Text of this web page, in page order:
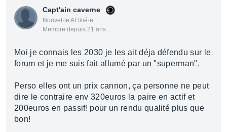
Capt'ain caverne
Nouvel·le AFfilié·e
Membre depuis 21 ans
Moi je connais les 2030 je les ait déja défendu sur le
forum et je me suis fait allumé par un "superman".
Perso elles ont un prix cannon, ça personne ne peut
dire le contraire env 320euros la paire en actif et
200euros en passif! pour un rendu qualité plus que
bon!